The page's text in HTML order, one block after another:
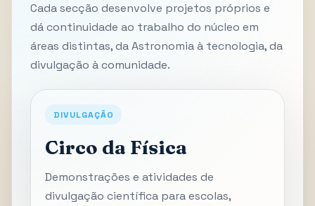
Cada secção desenvolve projetos próprios e
dá continuidade ao trabalho do núcleo em
áreas distintas, da Astronomia à tecnologia, da
divulgação à comunidade.
DIVULGAÇÃO
Circo da Física
Demonstrações e atividades de
divulgação científica para escolas,